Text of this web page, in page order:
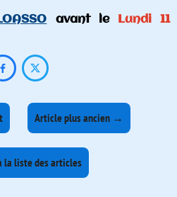
avant le
Lundi 11
 
Article plus ancien→
la liste des articles